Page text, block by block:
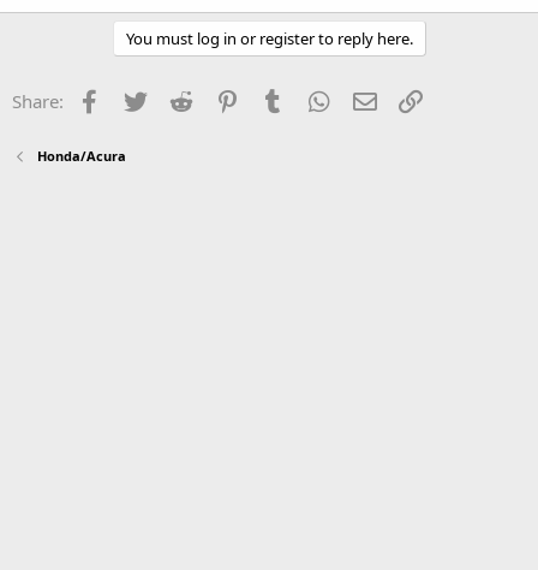
You must log in or register to reply here.
Share: Facebook
Twitter Reddit PinterestTumblr WhatsApp
Email
Honda/Acura